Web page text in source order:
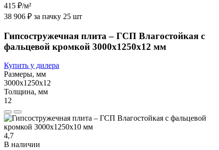
415 ₽/м²
38 906 ₽ за пачку 25 шт
Гипсостружечная плита – ГСП Влагостойкая с
фальцевой кромкой 3000х1250х12 мм
Купить у дилера
Размеры, мм
3000х1250х12
Толщина, мм
12
4,7
В наличии